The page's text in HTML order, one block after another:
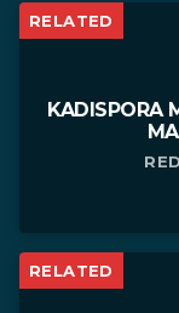
RELATED
KADISPORA
RELATED